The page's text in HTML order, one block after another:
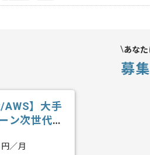
あな
募
AWS】大手
ン次世代
円／月